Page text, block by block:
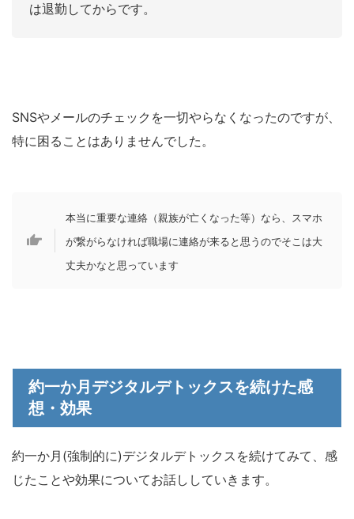
は退勤してからです。
SNSやメールのチェックを一切やらなくなったのですが、
特に困ることはありませんでした。
本当に重要な連絡（親族が亡くなった等）なら、スマホ
が繋がらなければ職場に連絡が来ると思うのでそこは大
丈夫かなと思っています
約一か月デジタルデトックスを続けた感
想・効果
約一か月(強制的に)デジタルデトックスを続けてみて、感
じたことや効果についてお話ししていきます。